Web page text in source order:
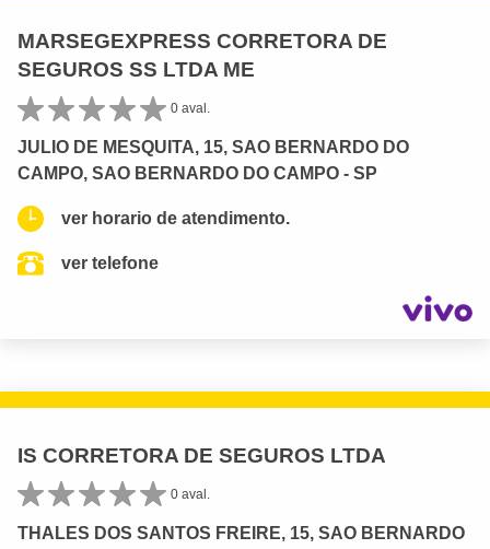
MARSEGEXPRESS CORRETORA DE
SEGUROS SS LTDA ME
0 aval.
JULIO DE MESQUITA, 15, SAO BERNARDO DO
CAMPO, SAO BERNARDO DO CAMPO - SP
ver horario de atendimento.
ver telefone
IS CORRETORA DE SEGUROS LTDA
0 aval.
THALES DOS SANTOS FREIRE, 15, SAO BERNARDO